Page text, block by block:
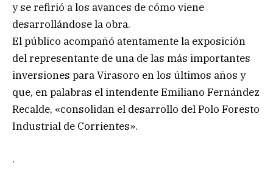
y se refirió a los avances de cómo viene
desarrollándose la obra.
El público acompañó atentamente la exposición
del representante de una de las más importantes
inversiones para Virasoro en los últimos años y
que, en palabras el intendente Emiliano Fernández
Recalde, «consolidan el desarrollo del Polo Foresto
Industrial de Corrientes».
.